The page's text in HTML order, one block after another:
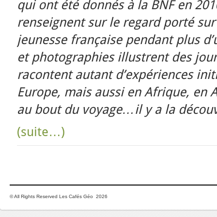
qui ont été donnés à la BNF en
renseignent sur le regard porté
jeunesse française pendant plus
et photographies illustrent des
racontent autant d’expériences
Europe, mais aussi en Afrique, en
au bout du voyage…il y a la
(suite…)
© All Rights Reserved Les Cafés Géo 2026